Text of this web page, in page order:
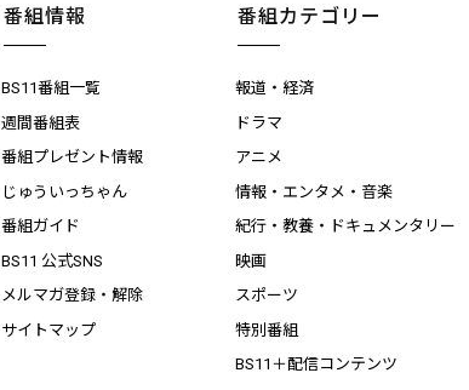
番組情報
BS11番組一覧
週間番組表
番組プレゼント情報
じゅういっちゃん
番組ガイド
BS11 公式SNS
メルマガ登録・解除
サイトマップ
番組カテゴリー
報道・経済
ドラマ
アニメ
情報・エンタメ・音楽
紀行・教養・ドキュメンタリー
映画
スポーツ
特別番組
BS11＋配信コンテンツ